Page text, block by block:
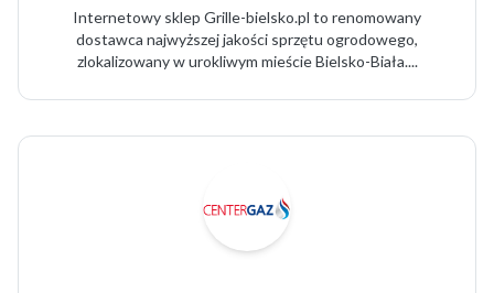
Internetowy sklep Grille-bielsko.pl to renomowany
dostawca najwyższej jakości sprzętu ogrodowego,
zlokalizowany w urokliwym mieście Bielsko-Biała....